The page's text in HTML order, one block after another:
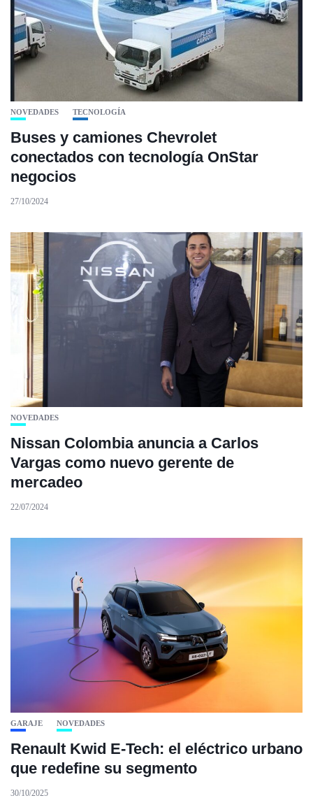
NOVEDADES TECNOLOGÍA
Buses y camiones Chevrolet
conectados con tecnología OnStar
negocios
27/10/2024
NOVEDADES
Nissan Colombia anuncia a Carlos
Vargas como nuevo gerente de
mercadeo
22/07/2024
GARAJE NOVEDADES
Renault Kwid E-Tech: el eléctrico urbano
que redefine su segmento
30/10/2025